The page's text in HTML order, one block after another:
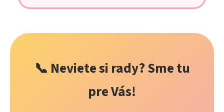
📞 Neviete si rady? Sme tu
pre Vás!